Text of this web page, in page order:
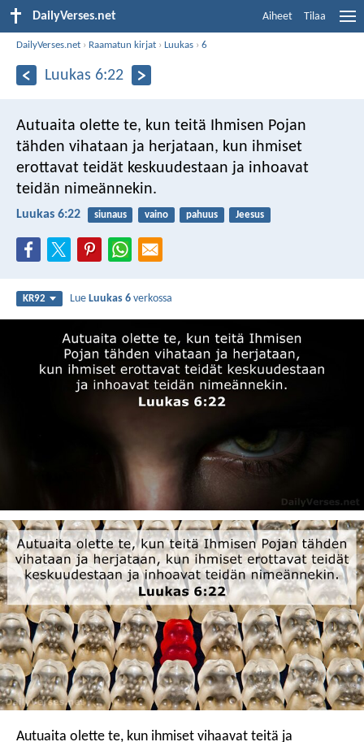
DailyVerses.net Aiheet Tilaa
DailyVerses.net › Raamatun kirjat ›Luukas ›6
Luukas 6:22
Autuaita olette te, kun teitä Ihmisen Pojan
tähden vihataan ja herjataan, kun ihmiset
erottavat teidät keskuudestaan ja inhoavat
teidän nimeännekin.
Luukas 6:22 siunaus vaino pahuus Jeesus
KR92 LueLuukas 6 verkossa
Autuaita olette te, kun ihmiset vihaavat teitä ja